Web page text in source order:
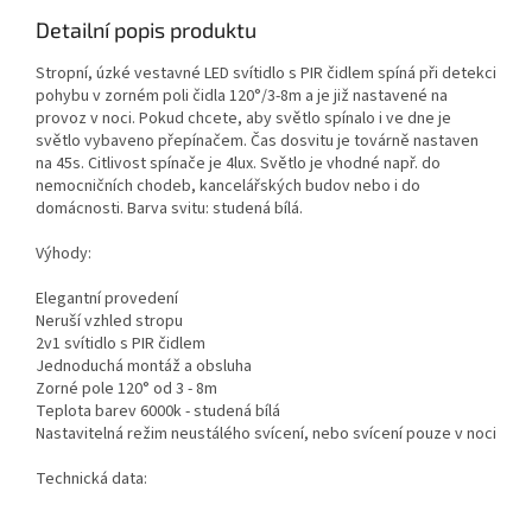
Detailní popis produktu
Stropní, úzké vestavné LED svítidlo s PIR čidlem spíná při detekci
pohybu v zorném poli čidla 120°/3-8m a je již nastavené na
provoz v noci. Pokud chcete, aby světlo spínalo i ve dne je
světlo vybaveno přepínačem. Čas dosvitu je továrně nastaven
na 45s. Citlivost spínače je 4lux. Světlo je vhodné např. do
nemocničních chodeb, kancelářských budov nebo i do
domácnosti. Barva svitu: studená bílá.
Výhody:
Elegantní provedení
Neruší vzhled stropu
2v1 svítidlo s PIR čidlem
Jednoduchá montáž a obsluha
Zorné pole 120° od 3 - 8m
Teplota barev 6000k - studená bílá
Nastavitelná režim neustálého svícení, nebo svícení pouze v noci
Technická data: